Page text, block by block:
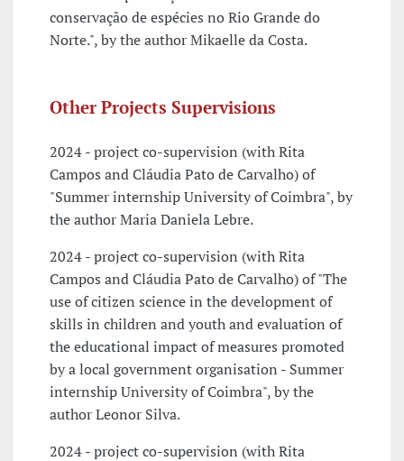
conservação de espécies no Rio Grande do
Norte.", by the author Mikaelle da Costa.
Other Projects Supervisions
2024 - project co-supervision (with Rita
Campos and Cláudia Pato de Carvalho) of
"Summer internship University of Coimbra", by
the author Maria Daniela Lebre.
2024 - project co-supervision (with Rita
Campos and Cláudia Pato de Carvalho) of "The
use of citizen science in the development of
skills in children and youth and evaluation of
the educational impact of measures promoted
by a local government organisation - Summer
internship University of Coimbra", by the
author Leonor Silva.
2024 - project co-supervision (with Rita